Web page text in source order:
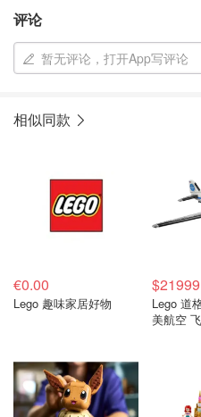
评论
暂无评论，打开App写评论
相似同款
€0.00
Lego 趣味家居好物
Lego 道
美航空